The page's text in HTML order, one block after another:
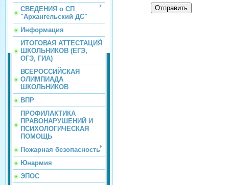
СВЕДЕНИЯ о СП
"Архангельский ДС"
Информация
ИТОГОВАЯ АТТЕСТАЦИЯ
ШКОЛЬНИКОВ (ЕГЭ,
ОГЭ, ГИА)
ВСЕРОССИЙСКАЯ
ОЛИМПИАДА
ШКОЛЬНИКОВ
ВПР
ПРОФИЛАКТИКА
ПРАВОНАРУШЕНИЙ И
ПСИХОЛОГИЧЕСКАЯ
ПОМОЩЬ
Пожарная безопасность
Юнармия
ЭПОС
Отправить